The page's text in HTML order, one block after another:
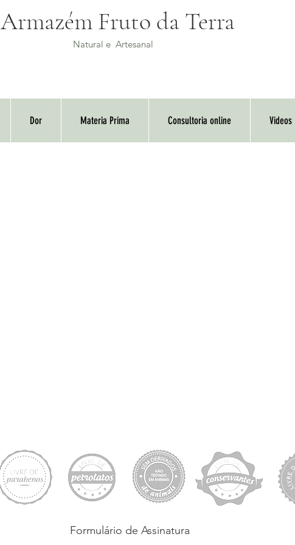
Armazém Fruto da Terra
Natural e Artesanal
Dor Materia Prima Consultoria online Videos
Formulário de Assinatura